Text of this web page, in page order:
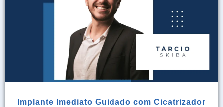
Implante Imediato Guidado com Cicatrizador